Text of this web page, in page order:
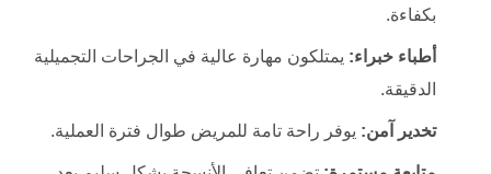
بكفاءة.
أطباء خبراء: يمتلكون مهارة عالية في الجراحات التجميلية
الدقيقة.
تخدير آمن: يوفر راحة تامة للمريض طوال فترة العملية.